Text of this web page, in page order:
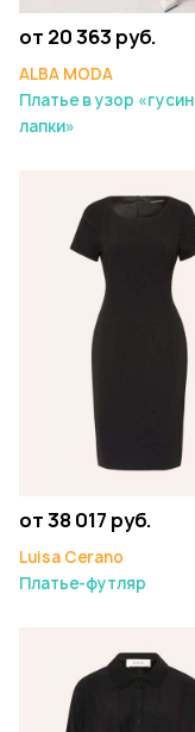
от 20 363 руб.
ALBA MODA
Платье в узор
лапки»
от 38 017 руб.
Luisa Cerano
Платье-футляр